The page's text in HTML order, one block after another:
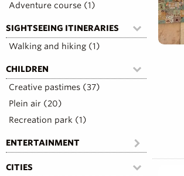
Adventure course (1)
SIGHTSEEING ITINERARIES
Walking and hiking (1)
CHILDREN
Creative pastimes (37)
Plein air (20)
Recreation park (1)
ENTERTAINMENT
CITIES